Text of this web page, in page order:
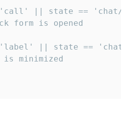
|| state ==
form is opened
|| state ==
is minimized